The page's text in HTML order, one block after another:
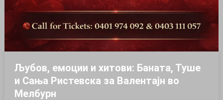
Љубов, емоции и хитови: Баната, Туше
и Сања Ристевска за Валентајн во
Мелбурн